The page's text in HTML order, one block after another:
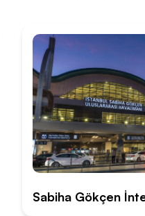
Sabiha Gökçen